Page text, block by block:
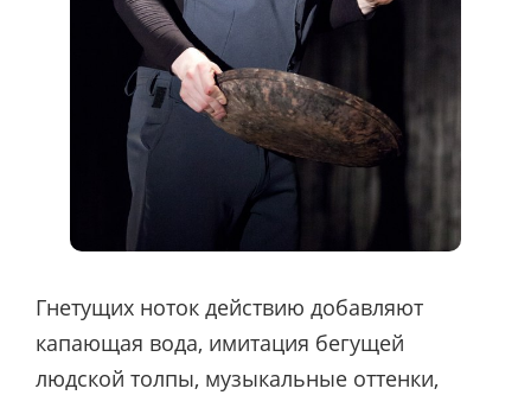
Гнетущих ноток действию добавляют
капающая вода, имитация бегущей
людской толпы, музыкальные оттенки,